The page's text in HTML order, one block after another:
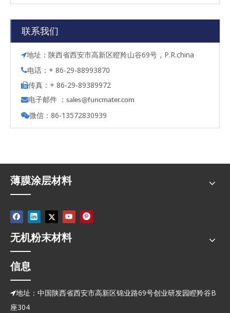
联系我们
地址：陕西省西安市高新区瞪羚山谷69号，P.R.china
电话：+ 86-29-88993870
传真：+ 86-29-89389972
电子邮件 ： sales@funcmater.com
微信：86-13572830939
薄膜涂层材料
无机粉末材料
信息
地址：中国陕西省西安市高新区锦业路69号创业研发园瞪羚谷B
座304